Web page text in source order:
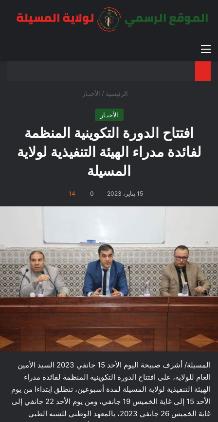
القائمة
الرئيسية / الأخبـار
الأخبـار
افتتاح الدورة التكوينية المنظمة
لفائدة مدراء الهيئة التنفيذية لولاية
المسيلة
15 يناير، 2023 0
14
المسيلة/ أشرف صبيحة اليوم الأحد 15 جانفي 2023 السيد الأمين
العام للولاية، على افتتاح الدورة التكوينية المنظمة لفائدة مدراء
الهيئة التنفيذية لولاية المسيلة لمدة أسبوعين، تنطلق إبتداءا من يوم
الأحد 15 إلى غاية الخميس 19 جانفي، ومن يوم الأحد 22 جانفي إلى
غاية الخميس 26 جانفي 2023، بالمعهد الوطني للشبه الطبي